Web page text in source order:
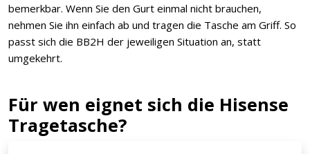
bemerkbar. Wenn Sie den Gurt einmal nicht brauchen,
nehmen Sie ihn einfach ab und tragen die Tasche am Griff. So
passt sich die BB2H der jeweiligen Situation an, statt
umgekehrt.
Für wen eignet sich die Hisense
Tragetasche?